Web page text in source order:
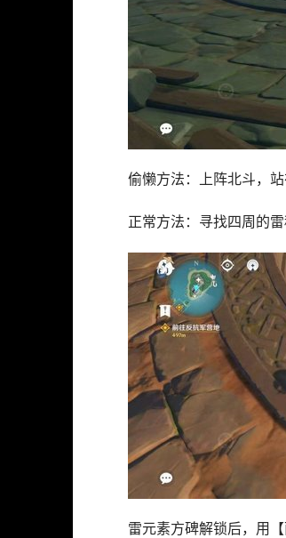
偷懒方法：上阵北斗，
正常方法：寻找四周的
雷元素方碑解锁后，用